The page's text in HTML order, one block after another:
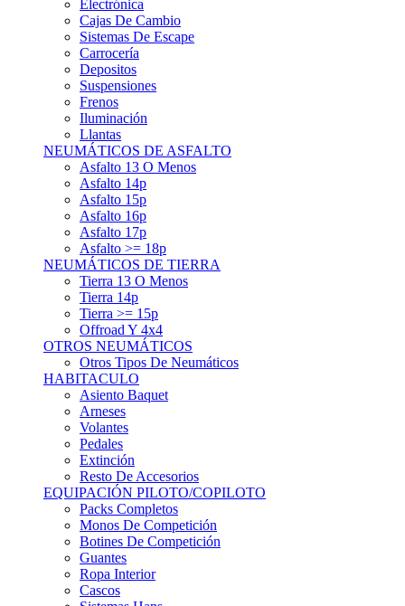
Electrónica
Cajas De Cambio
Sistemas De Escape
Carrocería
Depositos
Suspensiones
Frenos
Iluminación
Llantas
NEUMÁTICOS DE ASFALTO
Asfalto 13 O Menos
Asfalto 14p
Asfalto 15p
Asfalto 16p
Asfalto 17p
Asfalto >= 18p
NEUMÁTICOS DE TIERRA
Tierra 13 O Menos
Tierra 14p
Tierra >= 15p
Offroad Y 4x4
OTROS NEUMÁTICOS
Otros Tipos De Neumáticos
HABITACULO
Asiento Baquet
Arneses
Volantes
Pedales
Extinción
Resto De Accesorios
EQUIPACIÓN PILOTO/COPILOTO
Packs Completos
Monos De Competición
Botines De Competición
Guantes
Ropa Interior
Cascos